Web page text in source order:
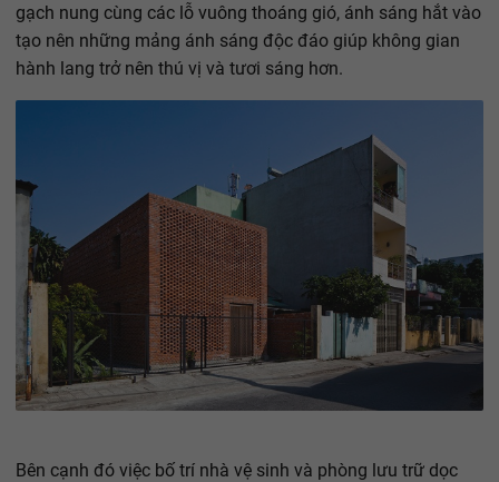
gạch nung cùng các lỗ vuông thoáng gió, ánh sáng hắt vào
tạo nên những mảng ánh sáng độc đáo giúp không gian
hành lang trở nên thú vị và tươi sáng hơn.
Bên cạnh đó việc bố trí nhà vệ sinh và phòng lưu trữ dọc